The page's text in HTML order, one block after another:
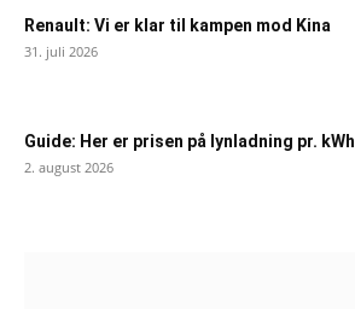
Renault: Vi er klar til kampen mod Kina
31. juli 2026
Guide: Her er prisen på lynladning pr. kWh
2. august 2026